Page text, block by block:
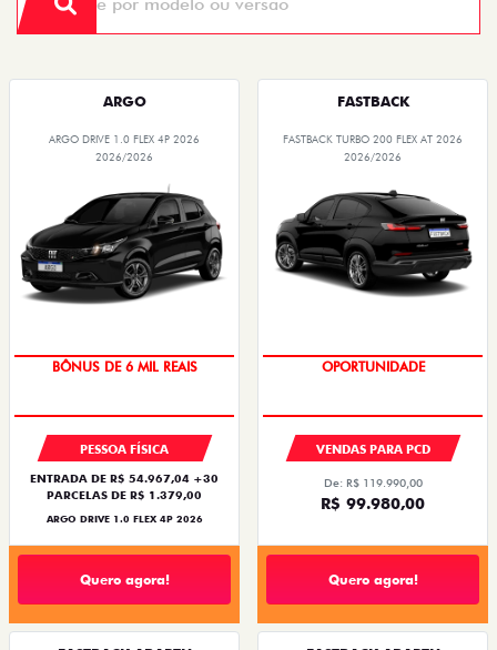
ARGO
ARGO DRIVE 1.0 FLEX 4P 2026
2026/2026
BÔNUS DE 6 MIL REAIS
PESSOA FÍSICA
ENTRADA DE R$ 54.967,04 +30
PARCELAS DE R$ 1.379,00
ARGO DRIVE 1.0 FLEX 4P 2026
Quero agora!
FASTBACK
FASTBACK TURBO 200 FLEX AT 2026
2026/2026
OPORTUNIDADE
VENDAS PARA PCD
De: R$ 119.990,00
R$ 99.980,00
Quero agora!